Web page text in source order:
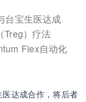
台宝生医达成
Treg）疗法
Flex自动化
医达成合作，将后者